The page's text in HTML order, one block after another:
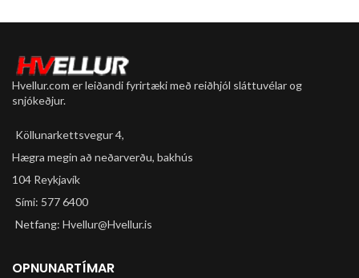
Hvellur.com er leiðandi fyrirtæki með reiðhjól sláttuvélar og
snjókeðjur.
Köllunarkettsvegur 4,
Hægra megin að neðarverðu, bakhús
104 Reykjavík
Sími: 577 6400
Netfang: Hvellur@Hvellur.is
OPNUNARTÍMAR